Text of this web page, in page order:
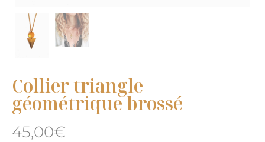
Collier triangle
géométrique brossé
45,00€